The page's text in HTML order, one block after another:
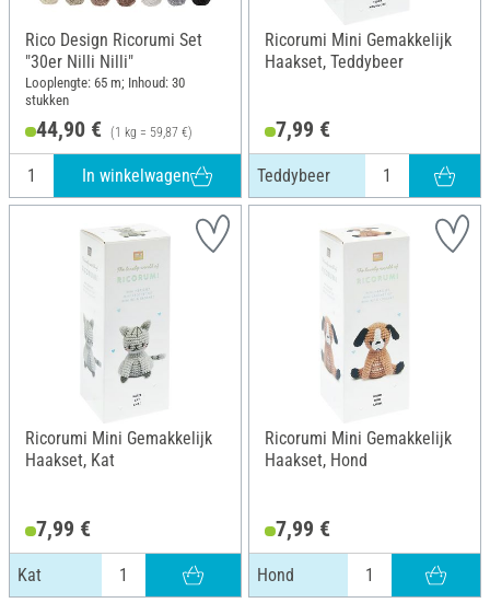
Rico Design Ricorumi Set
"30er Nilli Nilli"
Looplengte: 65 m; Inhoud: 30
stukken
44,90 € (1 kg = 59,87 €)
In winkelwagen
Ricorumi Mini Gemakkelijk
Haakset, Teddybeer
7,99 €
Teddybeer
Ricorumi Mini Gemakkelijk
Haakset, Kat
7,99 €
Kat
Ricorumi Mini Gemakkelijk
Haakset, Hond
7,99 €
Hond